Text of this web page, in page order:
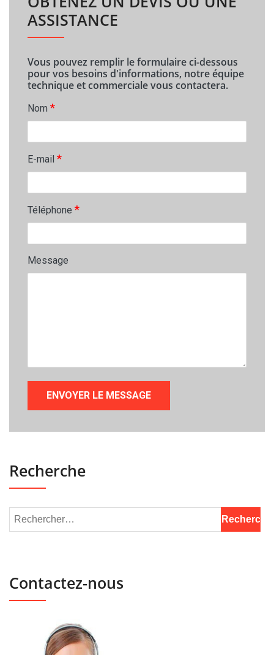
ASSISTANCE
Vous pouvez remplir le formulaire ci-dessous
pour vos besoins d'informations, notre équipe
technique et commerciale vous contactera.
Nom *
E-mail *
Téléphone *
Message
Recherche
Contactez-nous